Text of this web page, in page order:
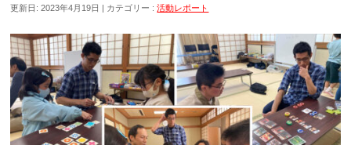
更新日: 2023年4月19日 カテゴリー :活動レポート